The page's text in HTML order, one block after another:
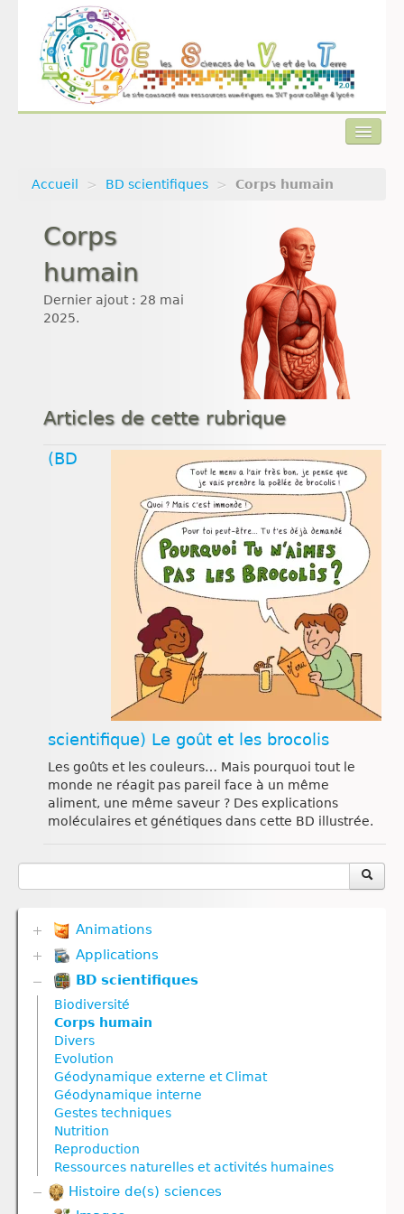
Plan du site
Qui sommes-nous ?
Contact
Accueil > BD scientifiques > Corps humain
Corps
humain
Dernier ajout : 28 mai
2025.
Articles de cette rubrique
(BD
scientifique) Le goût et les brocolis
Les goûts et les couleurs… Mais pourquoi tout le
monde ne réagit pas pareil face à un même
aliment, une même saveur ? Des explications
moléculaires et génétiques dans cette BD illustrée.
Animations
Biodiversité
Communication hormonale
Communication nerveuse
Corps humain
Défense immunitaire
Divers
Génétique
Géodynamique externe
Géodynamique interne
Nutrition
Nutrition animale
Nutrition végétale
Reproduction animale
Applications
Biodiversité
Communication hormonale
Communication nerveuse
Corps humain
Défense immunitaire
Divers
Evolution
Génétique
Géodynamique externe
Géodynamique interne
Molécule
Nutrition animale
BD scientifiques
Biodiversité
Corps humain
Divers
Evolution
Géodynamique externe et Climat
Géodynamique interne
Gestes techniques
Nutrition
Reproduction
Ressources naturelles et activités humaines
Histoire de(s) sciences